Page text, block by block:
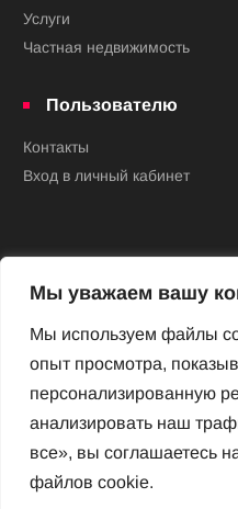
Мы уважаем вашу
Мы используем файлы
опыт просмотра,
персонализированную
анализировать наш
все», вы соглашаетесь
файлов cookie.
Услуги
Частная недвижимость
Пользователю
Контакты
Вход в личный кабинет
Новый Венский
Архив номеров